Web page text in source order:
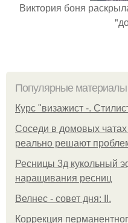
Виктория боня
Популярные материалы
Курс "визажист -.
Соседи в домовых
реально решают
Ресницы 3д кукольный
наращивания ресниц
Велнес - совет дня: II.
Коррекция